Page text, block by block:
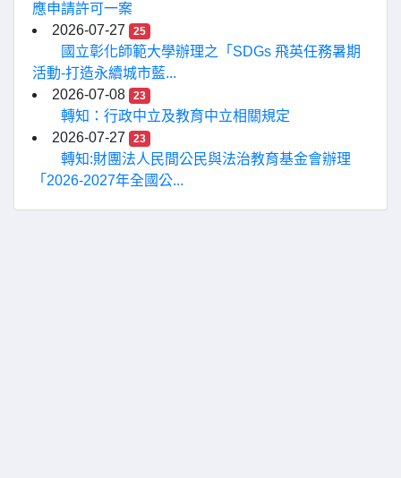
應申請許可一案
2026-07-27
25
國立彰化師範大學辦理之「SDGs 飛英任務暑期
活動-打造永續城市藍...
2026-07-08
23
轉知：行政中立及教育中立相關規定
2026-07-27
23
轉知:財團法人民間公民與法治教育基金會辦理
「2026-2027年全國公...